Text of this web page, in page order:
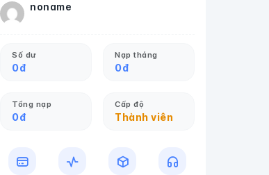
noname
Số dư
0đ
Nạp tháng
0đ
Tổng nạp
0đ
Cấp độ
Thành viên